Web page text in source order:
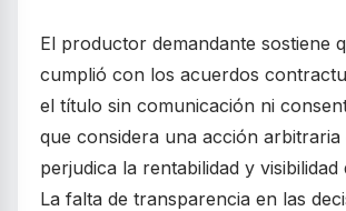
El productor demandante sostiene
cumplió con los acuerdos
el título sin comunicación ni
que considera una acción arbitraria
perjudica la rentabilidad y
La falta de transparencia en las